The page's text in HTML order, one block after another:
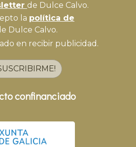
de Dulce Calvo.
la política de
Dulce Calvo.
en recibir publicidad.
confinanciado